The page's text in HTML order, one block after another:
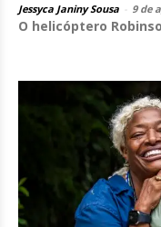
Jessyca Janiny Sousa 9 de
O helicóptero